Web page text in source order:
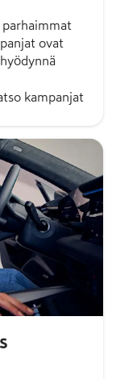
parhaimmat
ovat
kampanjat